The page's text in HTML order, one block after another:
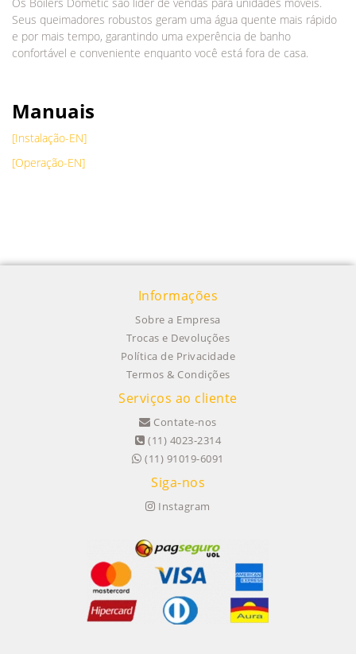
Seus queimadores robustos geram uma água quente mais rápido
e por mais tempo, garantindo uma experência de banho
confortável e conveniente enquanto você está fora de casa.
Manuais
[Instalação-EN]
[Operação-EN]
Informações
Sobre a Empresa
Trocas e Devoluções
Política de Privacidade
Termos & Condições
Serviços ao cliente
Contate-nos
(11) 4023-2314
(11) 91019-6091
Siga-nos
Instagram